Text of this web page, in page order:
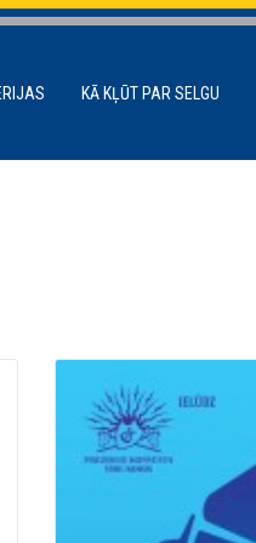
KĀ KĻŪT PAR SELGU